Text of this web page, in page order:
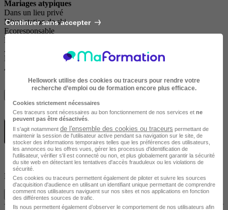
Mariages atypiques
Dans un lieu privé
Hiver station de ski
Ecoresponsable
Luxe
A l’étranger
Décalé et surprise
Après l’événement
Formation officiant - Présentiel - 5 jours - Nîmes
Je m'informe gratuitement
Continuer sans accepter
Hellowork utilise des cookies ou traceurs pour rendre votre
recherche d’emploi ou de formation encore plus efficace.
Cookies strictement nécessaires
Ces traceurs sont nécessaires au bon fonctionnement de nos services et ne
peuvent pas être désactivés
Il s'agit notamment de l'ensemble des cookies ou traceurs permettant de
maintenir la session de l'utilisateur active pendant sa navigation sur le site, de
stocker des informations temporaires telles que les préférences des utilisateurs,
les annonces ou les offres vues, gérer les processus d'identification de
l'utilisateur, vérifier s'il est connecté ou non, et plus globalement garantir la sécurité
du site web en détectant les tentatives d'accès frauduleux ou les violations de
sécurité.
Ces cookies ou traceurs permettent également de piloter et suivre les sources
d'acquisition d'audience en utilisant un identifiant unique permettant de comprendre
comment nos utilisateurs naviguent sur nos sites et nos applications en fonction
des différentes sources de trafic.
Ils nous permettent également d’observer le comportement de nos utilisateurs afin